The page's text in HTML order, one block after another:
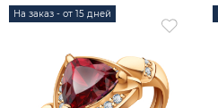
На заказ - от 15 дней